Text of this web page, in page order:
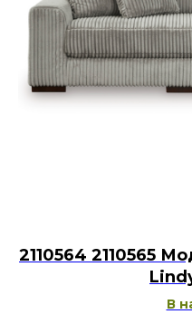
2110564 2110565
В